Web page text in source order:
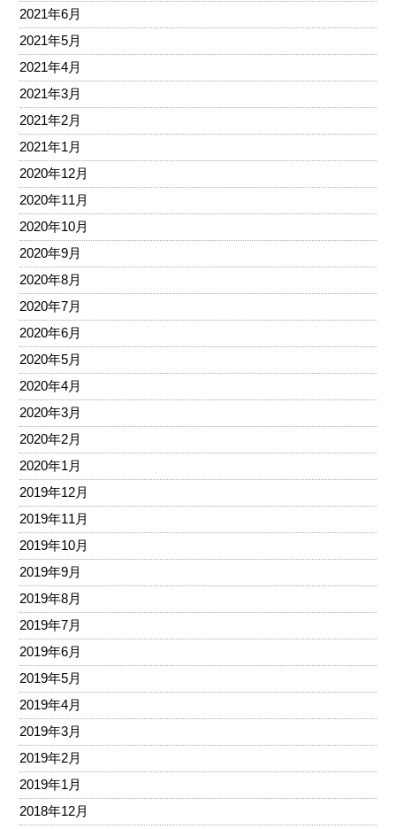
2021年6月
2021年5月
2021年4月
2021年3月
2021年2月
2021年1月
2020年12月
2020年11月
2020年10月
2020年9月
2020年8月
2020年7月
2020年6月
2020年5月
2020年4月
2020年3月
2020年2月
2020年1月
2019年12月
2019年11月
2019年10月
2019年9月
2019年8月
2019年7月
2019年6月
2019年5月
2019年4月
2019年3月
2019年2月
2019年1月
2018年12月